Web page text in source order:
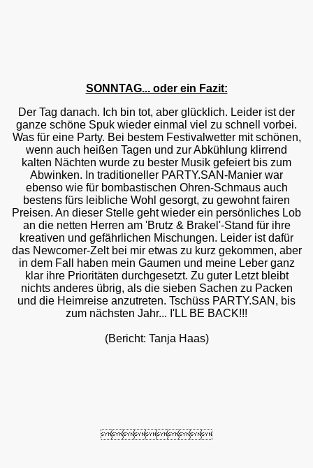
SONNTAG... oder ein Fazit:
Der Tag danach. Ich bin tot, aber glücklich. Leider ist der
ganze schöne Spuk wieder einmal viel zu schnell vorbei.
Was für eine Party. Bei bestem Festivalwetter mit schönen,
wenn auch heißen Tagen und zur Abkühlung klirrend
kalten Nächten wurde zu bester Musik gefeiert bis zum
Abwinken. In traditioneller PARTY.SAN-Manier war
ebenso wie für bombastischen Ohren-Schmaus auch
bestens fürs leibliche Wohl gesorgt, zu gewohnt fairen
Preisen. An dieser Stelle geht wieder ein persönliches Lob
an die netten Herren am 'Brutz & Brakel'-Stand für ihre
kreativen und gefährlichen Mischungen. Leider ist dafür
das Newcomer-Zelt bei mir etwas zu kurz gekommen, aber
in dem Fall haben mein Gaumen und meine Leber ganz
klar ihre Prioritäten durchgesetzt. Zu guter Letzt bleibt
nichts anderes übrig, als die sieben Sachen zu Packen
und die Heimreise anzutreten. Tschüss PARTY.SAN, bis
zum nächsten Jahr... I'LL BE BACK!!!
(Bericht: Tanja Haas)
